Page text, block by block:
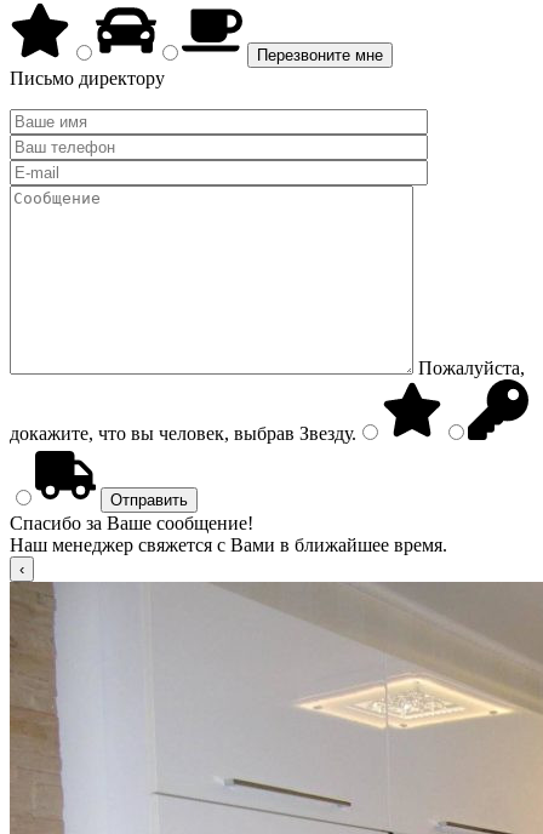
Письмо директору
Пожалуйста,
докажите, что вы человек, выбрав Звезду.
Спасибо за Ваше сообщение!
Наш менеджер свяжется с Вами в ближайшее время.